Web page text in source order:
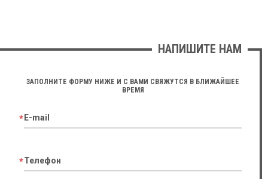
НАПИШИТЕ НАМ
ЗАПОЛНИТЕ ФОРМУ НИЖЕ И С ВАМИ СВЯЖУТСЯ В БЛИЖАЙШЕЕ
ВРЕМЯ
E-mail
Телефон